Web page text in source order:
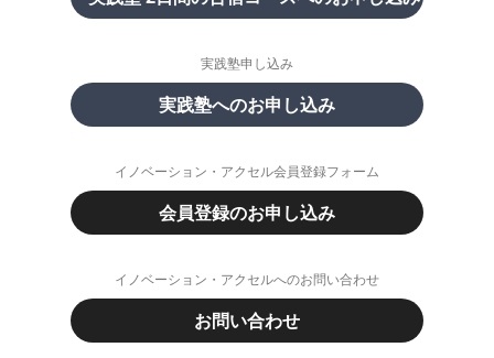
実践塾申し込み
実践塾へのお申し込み
イノベーション・アクセル会員登録フォーム
会員登録のお申し込み
イノベーション・アクセルへのお問い合わせ
お問い合わせ